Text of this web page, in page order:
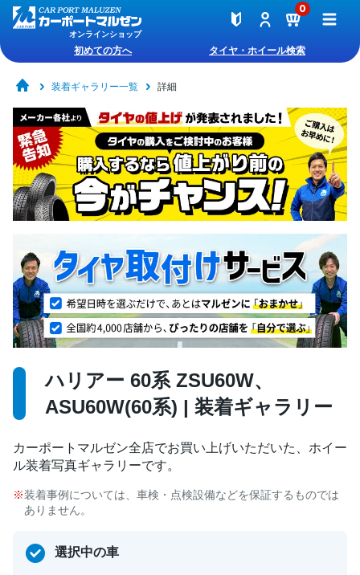
オンラインショップ
0
初めての方へ タイヤ・ホイール検索
装着ギャラリー一覧 詳細
ハリアー 60系 ZSU60W、
ASU60W(60系) | 装着ギャラリー
カーポートマルゼン全店でお買い上げいただいた、ホイー
ル装着写真ギャラリーです。
装着事例については、車検・点検設備などを保証するものでは
ありません。
選択中の車